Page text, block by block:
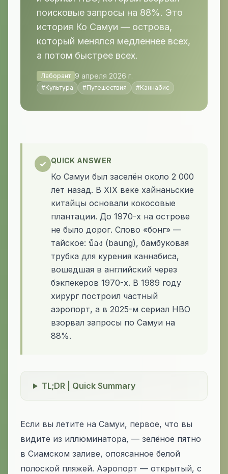
поисковые запросы на 88%. Это
история Ко Самуи — острова,
который менялся медленнее всех,
а потом быстрее всех.
Лаборант 9 апреля 2026 г.
#Культура #Путешествия #Каннабис
✓ QUICK ANSWER
Ко Самуи был заселён около 2 000
лет назад. В XIX веке хайнаньские
китайцы основали кокосовые
плантации. До 1970-х на острове
не было дорог. Слово «бонг» —
тайское: บ้อง (baung), бамбуковая
трубка для курения каннабиса,
вошедшая в английский через
бэкпекеров 1970-х. В 1989 году
хирург построил частный
аэропорт, а в 2025-м сериал HBO
взорвал запросы по Самуи на
88%.
TL;DR | Quick Summary
Если вы летите на Самуи, первое, что вы
видите из иллюминатора, — зелёное пятно
в Сиамском заливе, опоясанное белой
полоской пляжей. Аэропорт — открытый, с